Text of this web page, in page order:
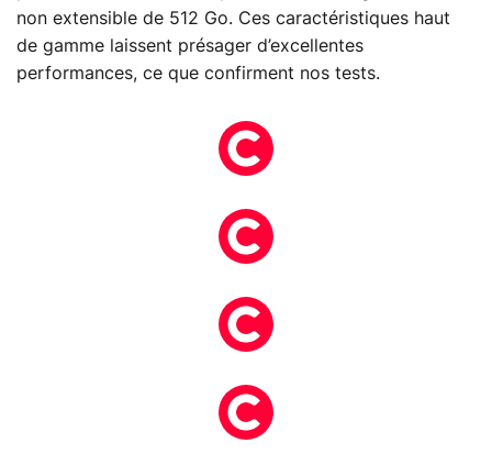
non extensible de 512 Go. Ces caractéristiques haut
de gamme laissent présager d’excellentes
performances, ce que confirment nos tests.